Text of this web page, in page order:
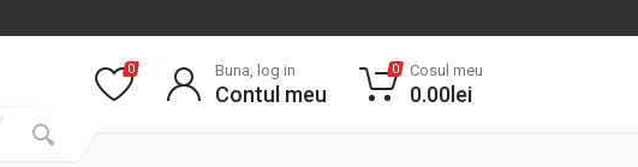
0 Buna, log in
Contul meu
0 Cosul meu
0.00 lei